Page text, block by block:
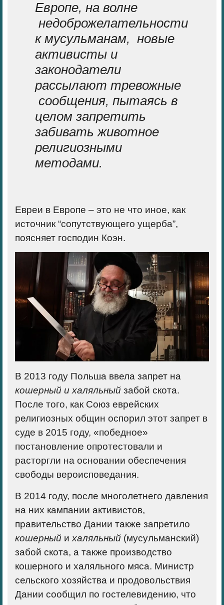
Европе, на волне
недоброжелательности
к мусульманам, новые
активисты и
законодатели
рассылают тревожные
сообщения, пытаясь в
целом запретить
забивать животное
религиозными
методами.
Евреи в Европе – это нe что иное, как
источник “сопутствующего ущерба”,
поясняет господин Коэн.
В 2013 году Польша ввела запрет на
кошерный и халяльный забой скота.
После того, как Союз еврейских
религиозных общин оспорил этот запрет в
суде в 2015 году, «победное»
постановление опротестовали и
расторгли на основании обеспечения
свободы вероисповедания.
В 2014 году, после многолетнего давления
на них кампании активистов,
правительство Дании также запретило
кошерный и халяльный (мусульманский)
забой скота, а также производство
кошерного и халяльного мяса. Министр
сельского хозяйства и продовольствия
Дании сообщил по гостелевидению, что